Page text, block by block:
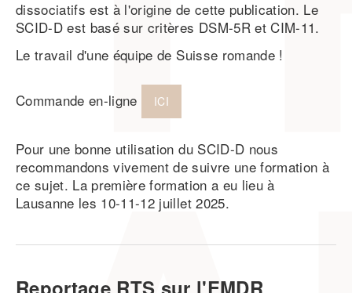
dissociatifs est à l'origine de cette publication. Le
SCID-D est basé sur critères DSM-5R et CIM-11.
Le travail d'une équipe de Suisse romande !
Commande en-ligne ICI
Pour une bonne utilisation du SCID-D nous
recommandons vivement de suivre une formation à
ce sujet. La première formation a eu lieu à
Lausanne les 10-11-12 juillet 2025.
Reportage RTS sur l'EMDR